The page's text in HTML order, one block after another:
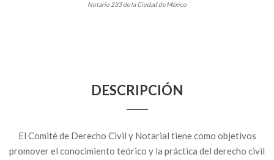
Notario 233 de la Ciudad de México
DESCRIPCIÓN
El Comité de Derecho Civil y Notarial tiene como objetivos
promover el conocimiento teórico y la práctica del derecho civil